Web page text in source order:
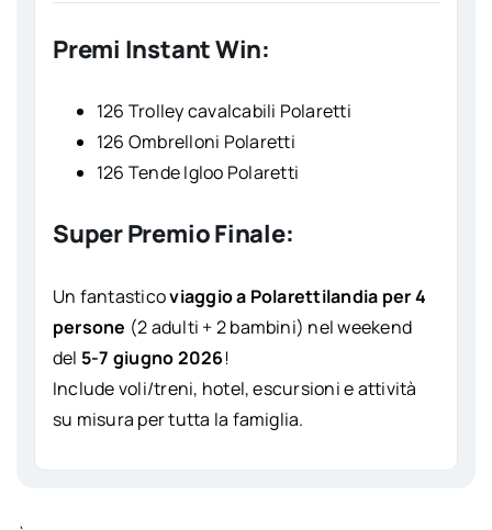
Premi Instant Win:
126 Trolley cavalcabili Polaretti
126 Ombrelloni Polaretti
126 Tende Igloo Polaretti
Super Premio Finale:
Un fantasticoviaggio a Polarettilandia per 4
persone (2 adulti + 2 bambini) nel weekend
del 5-7 giugno 2026!
Include voli/treni, hotel, escursioni e attività
su misura per tutta la famiglia.